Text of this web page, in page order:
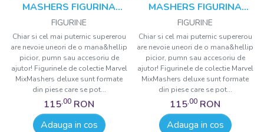
MASHERS FIGURINA
VENOM CU ACCESORII
12CM
FIGURINE
Chiar si cel mai puternic supererou
are nevoie uneori de o mana&hellip
picior, pumn sau accesoriu de
ajutor! Figurinele de colectie Marvel
MixMashers deluxe sunt formate
din piese care se pot...
115,00 RON
Adauga in cos
MASHERS FIGURINA
IRON SPIDER CU
ACCESORII 12CM
FIGURINE
Chiar si cel mai puternic supererou
are nevoie uneori de o mana&hellip
picior, pumn sau accesoriu de
ajutor! Figurinele de colectie Marvel
MixMashers deluxe sunt formate
din piese care se pot...
115,00 RON
Adauga in cos